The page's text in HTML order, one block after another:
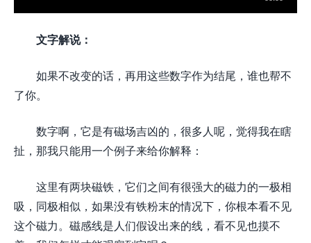
文字解说：
如果不改变的话，再用这些数字作为结尾，谁也帮不
了你。
数字啊，它是有磁场吉凶的，很多人呢，觉得我在瞎
扯，那我只能用一个例子来给你解释：
这里有两块磁铁，它们之间有很强大的磁力的一极相
吸，同极相似，如果没有铁粉末的情况下，你根本看不见
这个磁力。磁感线是人们假设出来的线，看不见也摸不